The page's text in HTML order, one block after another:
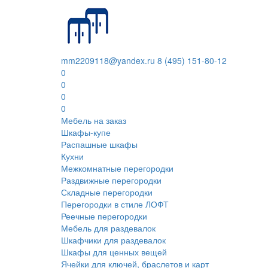
mm2209118@yandex.ru 8 (495) 151-80-12
0
0
0
0
Мебель на заказ
Шкафы-купе
Распашные шкафы
Кухни
Межкомнатные перегородки
Раздвижные перегородки
Складные перегородки
Перегородки в стиле ЛОФТ
Реечные перегородки
Мебель для раздевалок
Шкафчики для раздевалок
Шкафы для ценных вещей
Ячейки для ключей, браслетов и карт